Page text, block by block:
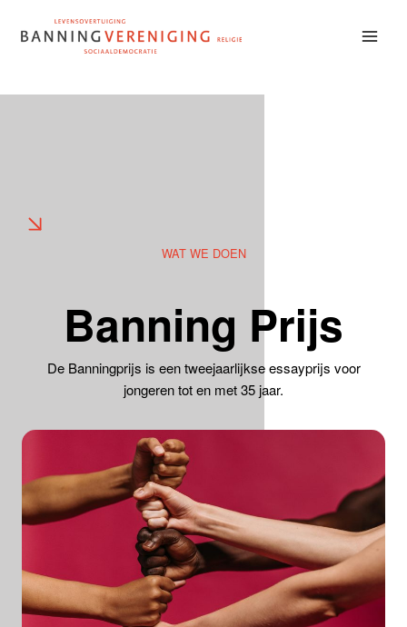
naar
WAT WE DOEN
Banning Prijs
De Banningprijs is een tweejaarlijkse essayprijs voor
jongeren tot en met 35 jaar.